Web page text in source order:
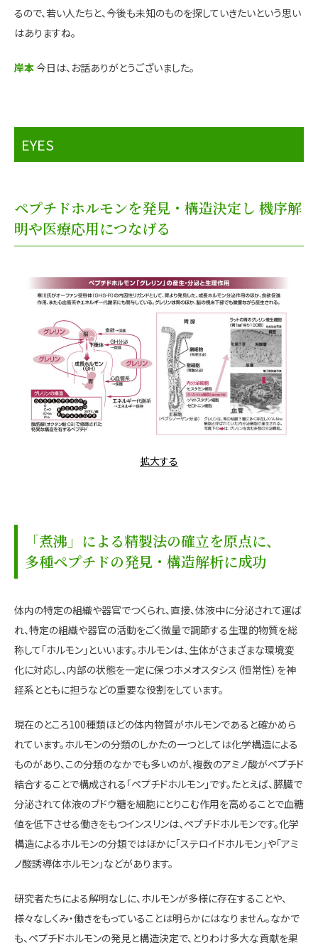
るので、若い人たちと、今後も未知のものを探していきたいという思い
はありますね。
岸本 今日は、お話ありがとうございました。
EYES
ペプチドホルモンを発見・構造決定し 機序解
明や医療応用につなげる
拡大する
「煮沸」による精製法の確立を原点に、
多種ペプチドの発見・構造解析に成功
体内の特定の組織や器官でつくられ、直接、体液中に分泌されて運ば
れ、特定の組織や器官の活動をごく微量で調節する生理的物質を総
称して「ホルモン」といいます。ホルモンは、生体がさまざまな環境変
化に対応し、内部の状態を一定に保つホメオスタシス（恒常性）を神
経系とともに担うなどの重要な役割をしています。
現在のところ100種類ほどの体内物質がホルモンであると確かめら
れています。ホルモンの分類のしかたの一つとしては化学構造による
ものがあり、この分類のなかでも多いのが、複数のアミノ酸がペプチド
結合することで構成される「ペプチドホルモン」です。たとえば、膵臓で
分泌されて体液のブドウ糖を細胞にとりこむ作用を高めることで血糖
値を低下させる働きをもつインスリンは、ペプチドホルモンです。化学
構造によるホルモンの分類ではほかに「ステロイドホルモン」や「アミ
ノ酸誘導体ホルモン」などがあります。
研究者たちによる解明なしに、ホルモンが多様に存在することや、
様々なしくみ・働きをもっていることは明らかにはなりません。なかで
も、ペプチドホルモンの発見と構造決定で、とりわけ多大な貢献を果